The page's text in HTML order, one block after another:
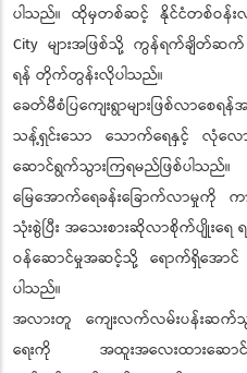
ပါသည်။ ထိုမှတစ်ဆင့် နိုင်ငံတစ်ဝန်းလုံး
City များအဖြစ်သို့ ကွန်ရက်ချိတ်ဆက်
ရန် တိုက်တွန်းလိုပါသည်။
ခေတ်မီစံပြကျေးရွာများဖြစ်လ
သန့်ရှင်းသော သောက်ရေနှင့် လုံလော
ဆောင်ရွက်သွားကြရမည်ဖြစ်ပါသ
မြေအောက်ရေခန်းခြောက်လာမှုကို က
သုံးစွဲပြီး အသေးစားဆိုလာစိုက်ပျိုးရေ ရ
ဝန်ဆောင်မှုအဆင့်သို့ ရောက်ရှိအောင်
ပါသည်။
အလားတူ ကျေးလက်လမ်းပန်းဆက်
ရေးကို အထူးအလေးထားဆော